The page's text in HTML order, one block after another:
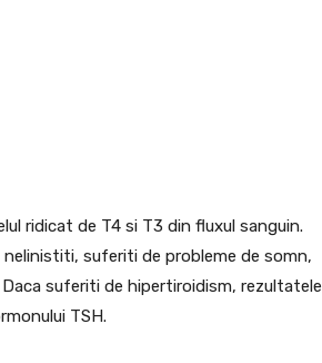
ridicat de T4 si T3 din fluxul sanguin.
suferiti de probleme de somn,
suferiti de hipertiroidism, rezultatele
TSH.